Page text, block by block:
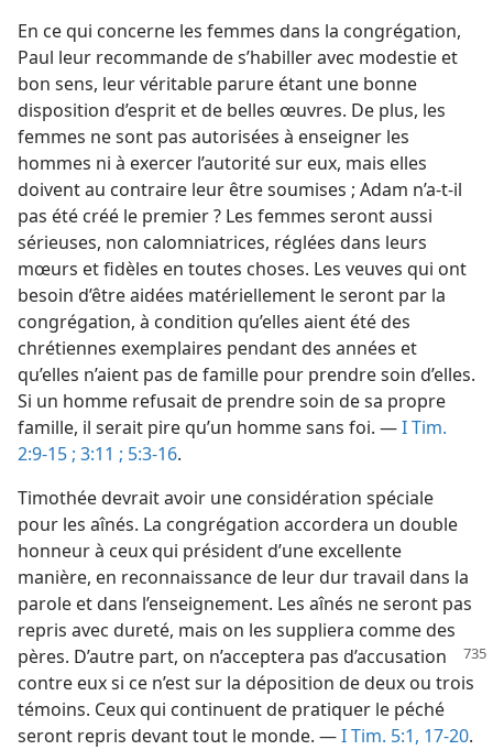
En ce qui concerne les femmes dans la congrégation,
Paul leur recommande de s’habiller avec modestie et
bon sens, leur véritable parure étant une bonne
disposition d’esprit et de belles œuvres. De plus, les
femmes ne sont pas autorisées à enseigner les
hommes ni à exercer l’autorité sur eux, mais elles
doivent au contraire leur être soumises ; Adam n’a-​t-​il
pas été créé le premier ? Les femmes seront aussi
sérieuses, non calomniatrices, réglées dans leurs
mœurs et fidèles en toutes choses. Les veuves qui ont
besoin d’être aidées matériellement le seront par la
congrégation, à condition qu’elles aient été des
chrétiennes exemplaires pendant des années et
qu’elles n’aient pas de famille pour prendre soin d’elles.
Si un homme refusait de prendre soin de sa propre
famille, il serait pire qu’un homme sans foi. —I Tim.
2:9-15 ; 3:11 ; 5:3-16.
Timothée devrait avoir une considération spéciale
pour les aînés. La congrégation accordera un double
honneur à ceux qui président d’une excellente
manière, en reconnaissance de leur dur travail dans la
parole et dans l’enseignement. Les aînés ne seront pas
repris avec dureté, mais on les suppliera comme des
pères. D’autre part, on n’acceptera pas d’accusation
contre eux si ce n’est sur la déposition de deux ou trois
témoins. Ceux qui continuent de pratiquer le péché
seront repris devant tout le monde. —I Tim. 5:1, 17-20.